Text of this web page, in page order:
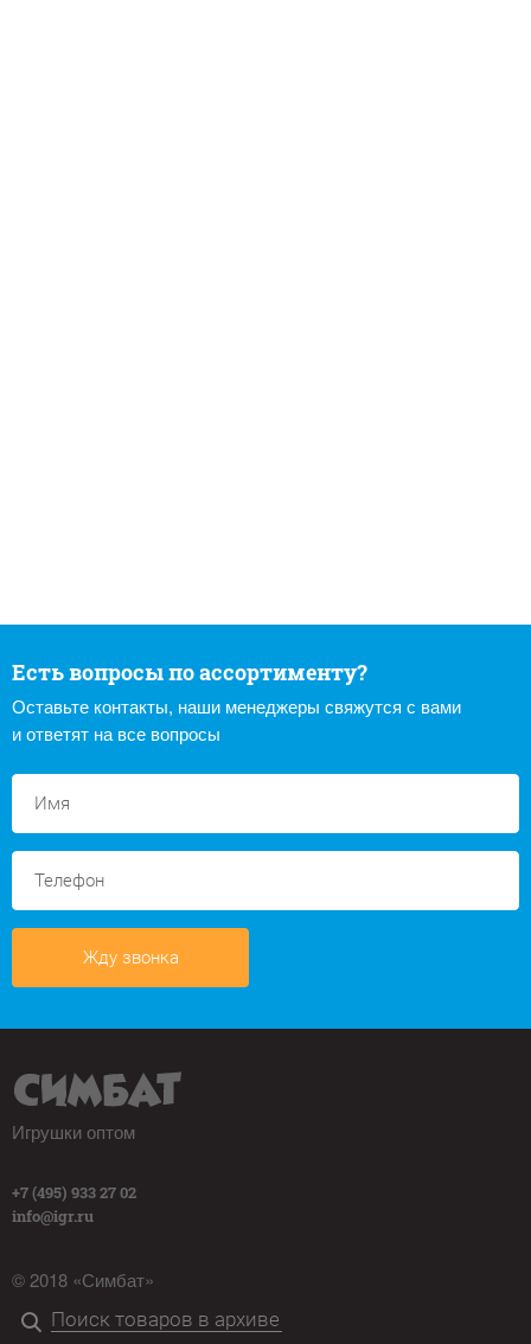
Есть вопросы по ассортименту?
Оставьте контакты, наши менеджеры свяжутся с вами
и ответят на все вопросы
Жду звонка
Игрушки оптом
+7 (495) 933 27 02
info@igr.ru
© 2018 «Симбат»